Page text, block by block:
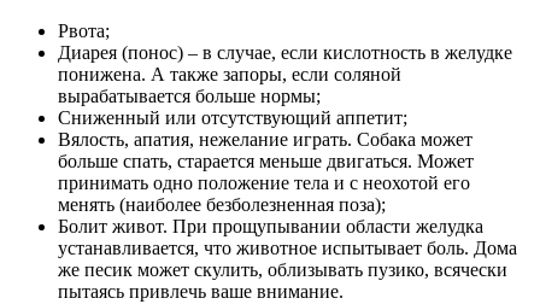
Рвота;
Диарея (понос) – в случае, если кислотность в желудке
понижена. А также запоры, если соляной
вырабатывается больше нормы;
Сниженный или отсутствующий аппетит;
Вялость, апатия, нежелание играть. Собака может
больше спать, старается меньше двигаться. Может
принимать одно положение тела и с неохотой его
менять (наиболее безболезненная поза);
Болит живот. При прощупывании области желудка
устанавливается, что животное испытывает боль. Дома
же песик может скулить, облизывать пузико, всячески
пытаясь привлечь ваше внимание.